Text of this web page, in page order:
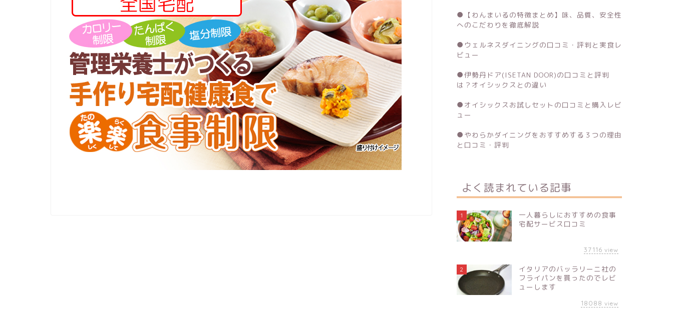
● 【わんまいるの特徴まとめ】味、品質、安全性
へのこだわりを徹底解説
● ウェルネスダイニングの口コミ・評判と実食レ
ビュー
●伊勢丹ドア(ISETAN DOOR)の口コミと評判
は？オイシックスとの違い
● オイシックスお試しセットの口コミと購入レビ
ュー
● やわらかダイニングをおすすめする３つの理由
と口コミ・評判
よく読まれている記事
1
一人暮らしにおすすめの食事
宅配サービス口コミ
37116 view
2
イタリアのバッラリーニ社の
フライパンを買ったのでレビ
ューします
18088 view